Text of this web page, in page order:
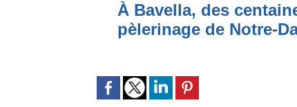
À Bavella, des
pèlerinage de Notre-